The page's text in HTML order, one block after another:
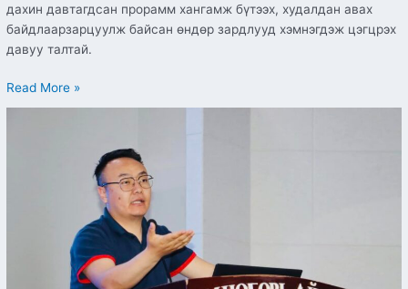
дахин давтагдсан прорамм хангамж бүтээх, худалдан авах
байдлаарзарцуулж байсан өндөр зардлууд хэмнэгдэж цэгцрэх
давуу талтай.
Read More »
байгуулагдаж